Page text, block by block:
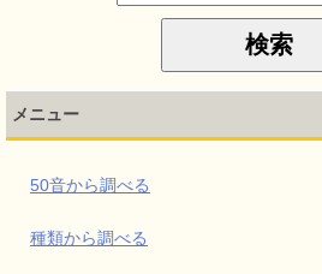
メニュー
50音から調べる
種類から調べる